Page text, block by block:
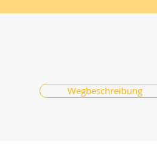
Wegbeschreibung